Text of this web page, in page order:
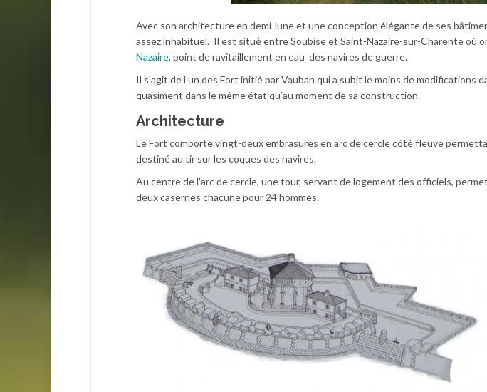
Avec son architecture en demi-lune et une conception élégante de ses
assez inhabituel. Il est situé entre Soubise et Saint-Nazaire-sur-Charente où
Nazaire, point de ravitaillement en eau des navires de guerre.
Il s’agit de l’un des Fort initié par Vauban qui a subit le moins de modifications
quasiment dans le même état qu’au moment de sa construction.
Architecture
Le Fort comporte vingt-deux embrasures en arc de cercle côté fleuve
destiné au tir sur les coques des navires.
Au centre de l’arc de cercle, une tour, servant de logement des officiels,
deux casernes chacune pour 24 hommes.